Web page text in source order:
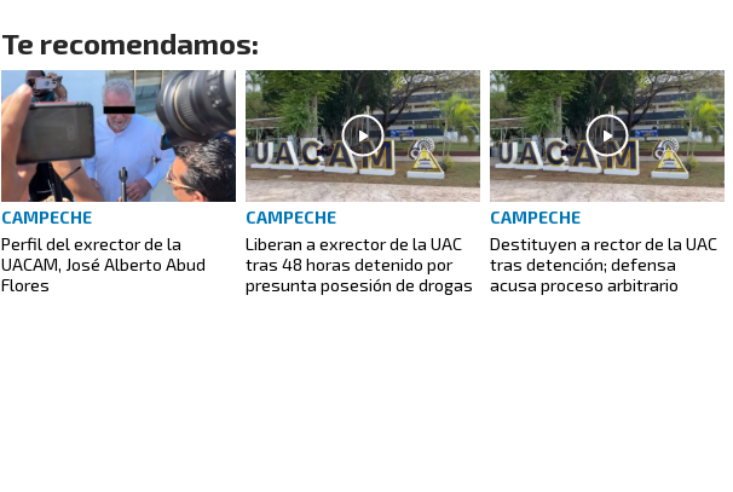
Te recomendamos:
CAMPECHE
Perfil del exrector de la
UACAM, José Alberto Abud
Flores
CAMPECHE
Liberan a exrector de la UAC
tras 48 horas detenido por
presunta posesión de drogas
CAMPECHE
Destituyen a rector de la UAC
tras detención; defensa
acusa proceso arbitrario